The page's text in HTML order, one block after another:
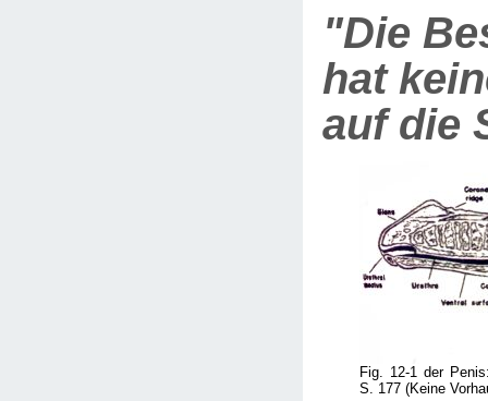
"Die
hat
auf die
Fig. 12-1 der
S. 177 (Keine